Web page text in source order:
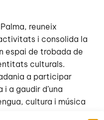
reuneix
i consolida la
espai de trobada de
culturals.
a participar
a gaudir d’una
cultura i música